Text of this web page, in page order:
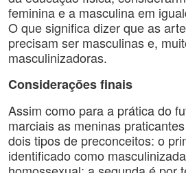
feminina e a masculina em
O que significa dizer que as
precisam ser masculinas e,
masculinizadoras.
Considerações finais
Assim como para a prática do
marciais as meninas
dois tipos de preconceitos: o
identificado como